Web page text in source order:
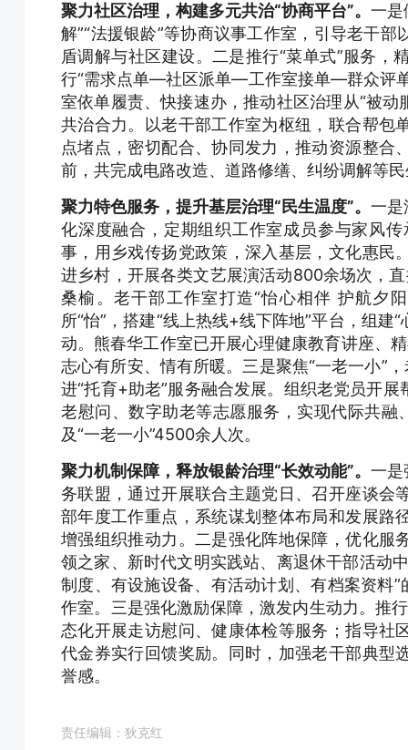
聚力社区治理，构建多元共治“协商平台”。一是
解”“法援银龄”等协商议事工作室，引导老干
盾调解与社区建设。二是推行“菜单式”服务
行“需求点单—社区派单—工作室接单—群众评
室依单履责、快接速办，推动社区治理从“被动
共治合力。以老干部工作室为枢纽，联合帮包
点堵点，密切配合、协同发力，推动资源整合
前，共完成电路改造、道路修缮、纠纷调解等
聚力特色服务，提升基层治理“民生温度”。 一是
化深度融合，定期组织工作室成员参与家风
事，用乡戏传扬党政策，深入基层，文化惠民
进乡村，开展各类文艺展演活动800余场次，
桑榆。老干部工作室打造“怡心相伴 护航夕
所“怡”，搭建“线上热线+线下阵地”平台，组
动。熊春华工作室已开展心理健康教育讲座、
志心有所安、情有所暖。三是聚焦“一老一小”
进“托育+助老”服务融合发展。组织老党员开
老慰问、数字助老等志愿服务，实现代际共
及“一老一小”4500余人次。
聚力机制保障，释放银龄治理“长效动能”。 一是
务联盟，通过开展联合主题党日、召开座谈会
部年度工作重点，系统谋划整体布局和发展路
增强组织推动力。二是强化阵地保障，优化服
领之家、新时代文明实践站、离退休干部活动
制度、有设施设备、有活动计划、有档案资料
作室。三是强化激励保障，激发内生动力。推
态化开展走访慰问、健康体检等服务；指导社
代金券实行回馈奖励。同时，加强老干部典型
誉感。
责任编辑：狄克红